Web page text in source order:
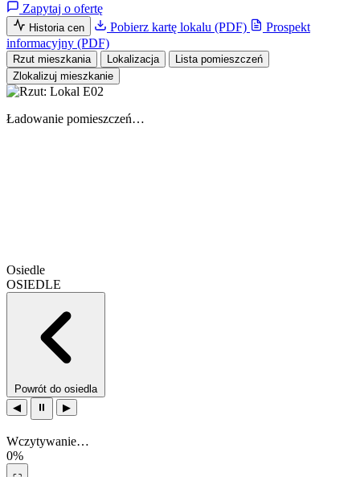
Zapytaj o ofertę
Historia cen Pobierz kartę lokalu (PDF)
Prospekt
informacyjny (PDF)
Rzut mieszkania Lokalizacja
Lista pomieszczeń
Zlokalizuj mieszkanie
Ładowanie pomieszczeń…
Osiedle
OSIEDLE
Powrót do osiedla
◀
⏸ ▶
Wczytywanie…
0%